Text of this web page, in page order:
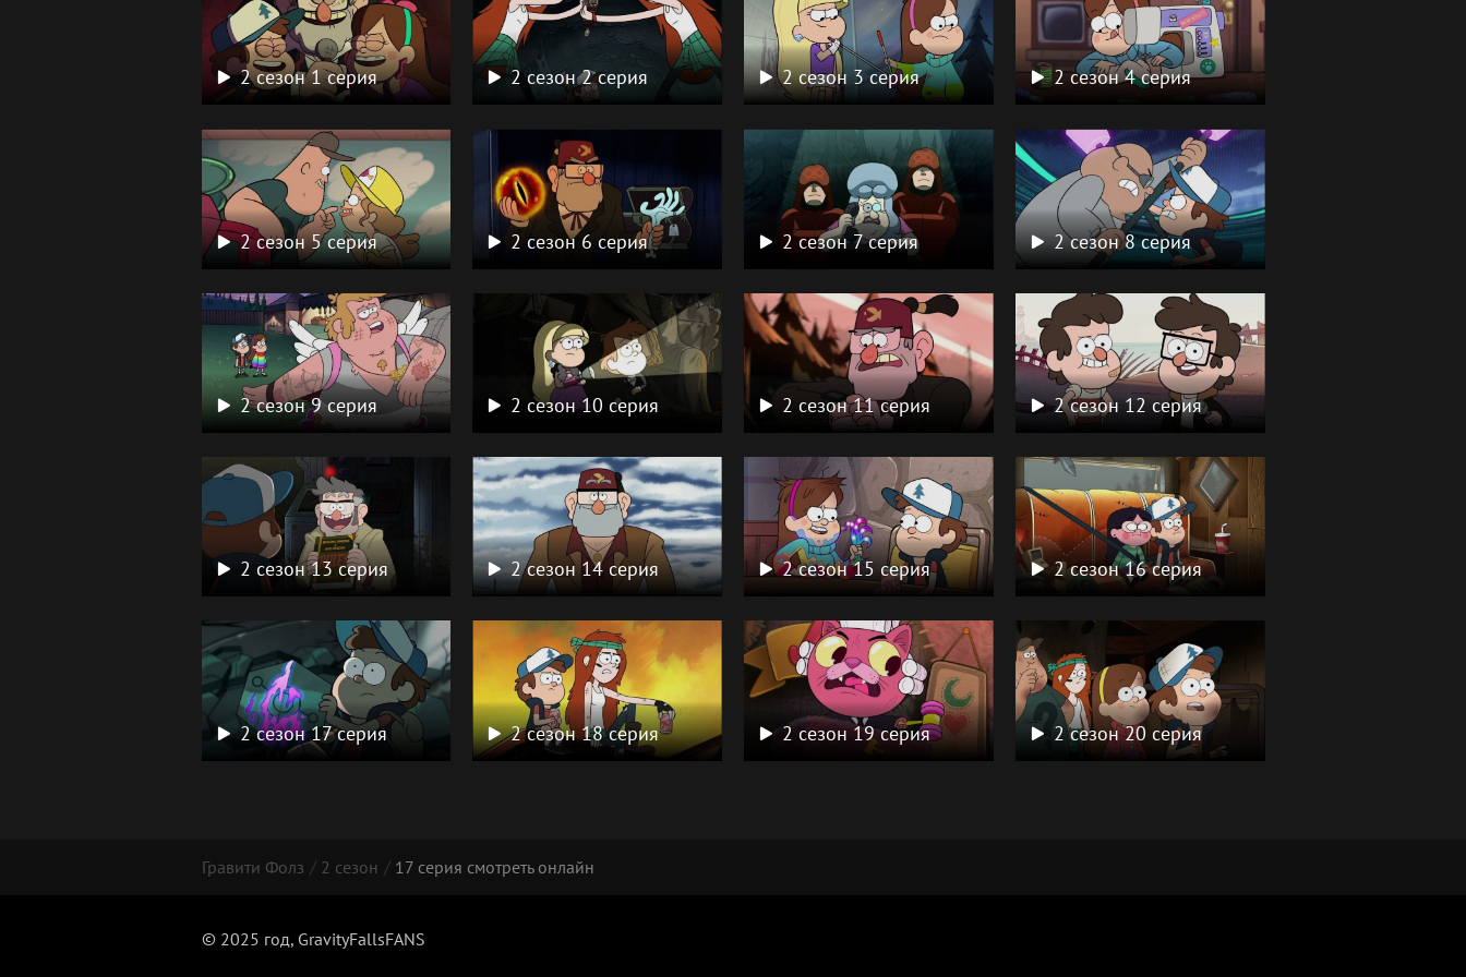
2 сезон 1 серия 2 сезон 2 серия 2 сезон 3 серия 2 сезон 4 серия
2 сезон 5 серия 2 сезон 6 серия 2 сезон 7 серия 2 сезон 8 серия
2 сезон 9 серия 2 сезон 10 серия 2 сезон 11 серия 2 сезон 12 серия
2 сезон 13 серия 2 сезон 14 серия 2 сезон 15 серия 2 сезон 16 серия
2 сезон 17 серия 2 сезон 18 серия 2 сезон 19 серия 2 сезон 20 серия
Гравити Фолз 2 сезон 17 серия смотреть онлайн
© 2025 год, GravityFallsFANS